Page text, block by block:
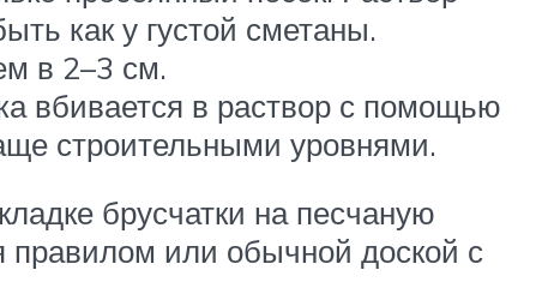
как у густой сметаны.
в 2–3 см.
вбивается в раствор с помощью
строительными уровнями.
брусчатки на песчаную
или обычной доской с